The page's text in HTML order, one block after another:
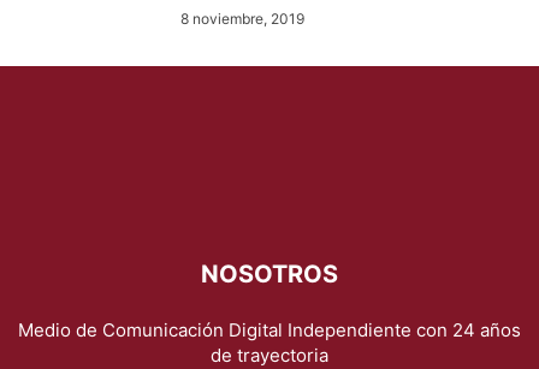
8 noviembre, 2019
NOSOTROS
Medio de Comunicación Digital Independiente con 24 años
de trayectoria